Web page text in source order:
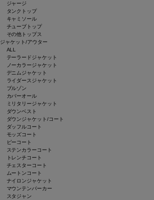
ジャージ
タンクトップ
キャミソール
チューブトップ
その他トップス
ジャケット/アウター
ALL
テーラードジャケット
ノーカラージャケット
デニムジャケット
ライダースジャケット
ブルゾン
カバーオール
ミリタリージャケット
ダウンベスト
ダウンジャケット/コート
ダッフルコート
モッズコート
ピーコート
ステンカラーコート
トレンチコート
チェスターコート
ムートンコート
ナイロンジャケット
マウンテンパーカー
スタジャン